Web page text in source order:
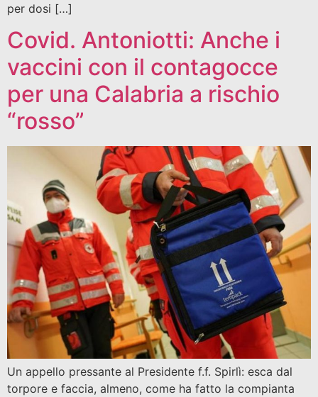
per dosi […]
Covid. Antoniotti: Anche i
vaccini con il contagocce
per una Calabria a rischio
“rosso”
Un appello pressante al Presidente f.f. Spirlì: esca dal
torpore e faccia, almeno, come ha fatto la compianta